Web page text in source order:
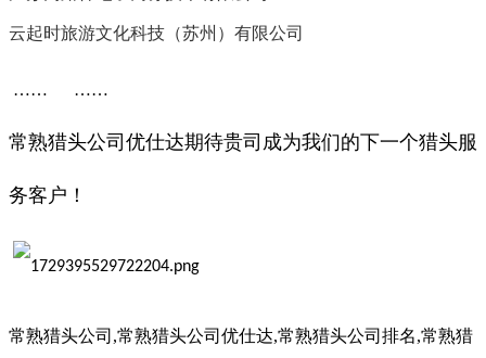
云起时旅游文化科技（苏州）有限公司
…… ……
常熟猎头公司优仕达期待贵司成为我们的下一个猎头服
务客户！
常熟猎头公司,常熟猎头公司优仕达,常熟猎头公司排名,常熟猎